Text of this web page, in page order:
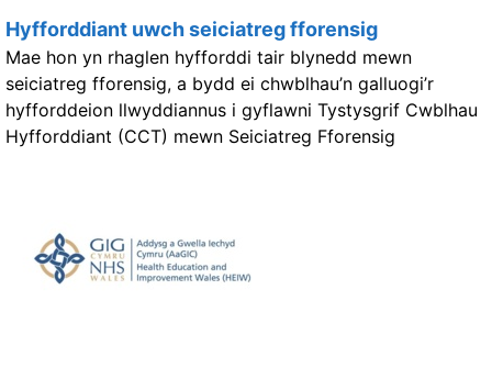
Hyfforddiant uwch seiciatreg fforensig
Mae hon yn rhaglen hyfforddi tair blynedd mewn
seiciatreg fforensig, a bydd ei chwblhau’n galluogi’r
hyfforddeion llwyddiannus i gyflawni Tystysgrif Cwblhau
Hyfforddiant (CCT) mewn Seiciatreg Fforensig